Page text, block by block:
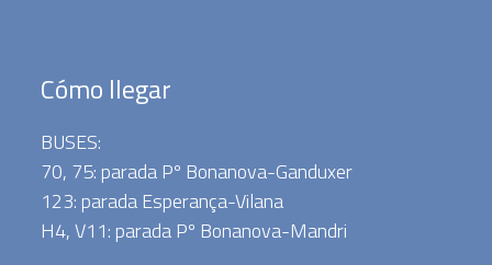
Cómo llegar
BUSES:
70, 75: parada Pº Bonanova-Ganduxer
123: parada Esperança-Vilana
H4, V11: parada Pº Bonanova-Mandri